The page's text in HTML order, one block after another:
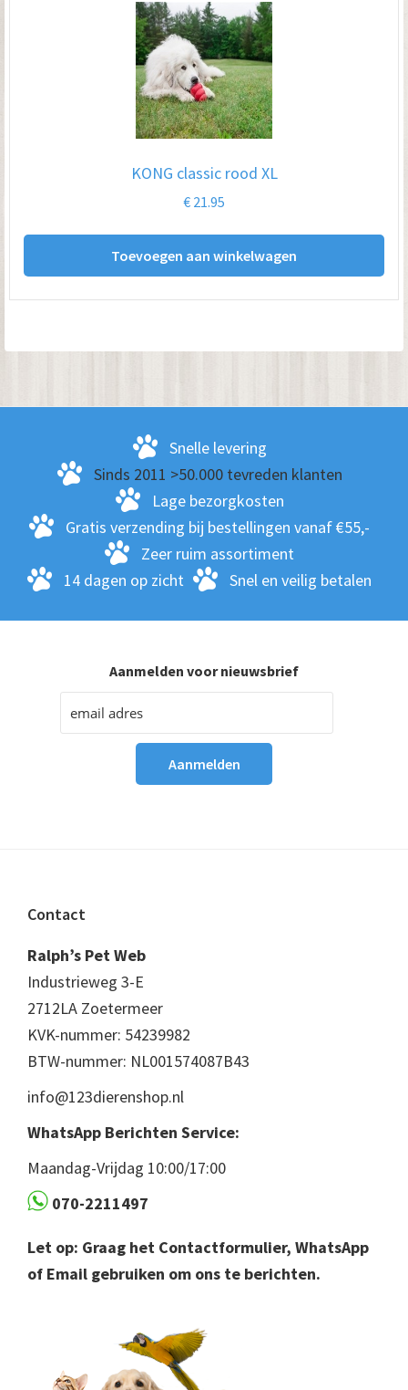
KONG classic rood XL
€ 21.95
Toevoegen aan winkelwagen
Snelle levering
Sinds 2011 >50.000 tevreden klanten
Lage bezorgkosten
Gratis verzending bij bestellingen vanaf €55,-
Zeer ruim assortiment
14 dagen op zicht
Snel en veilig betalen
Aanmelden voor nieuwsbrief
Footer
Contact
Ralph’s Pet Web
Industrieweg 3-E
2712LA Zoetermeer
KVK-nummer: 54239982
BTW-nummer: NL001574087B43
info@123dierenshop.nl
WhatsApp Berichten Service:
Maandag-Vrijdag 10:00/17:00
070-2211497
Let op: Graag het Contactformulier, WhatsApp
of Email gebruiken om ons te berichten.